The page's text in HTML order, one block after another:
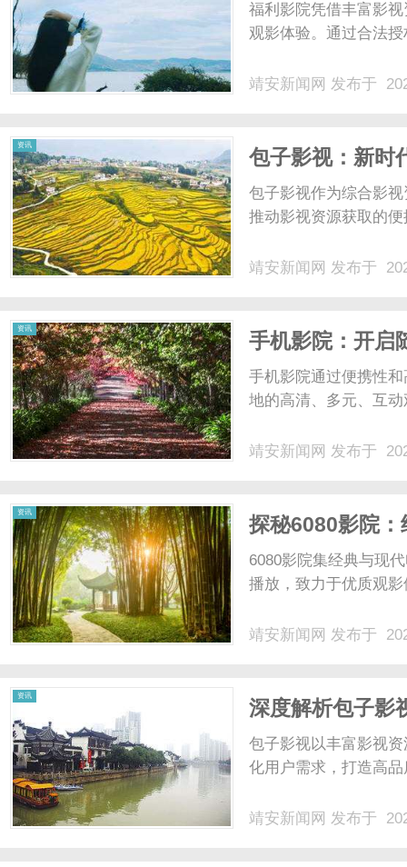
福利影院凭借丰富影
观影体验。通过合法
靖安新闻网 发布于
资讯
包子影视：新时
包子影视作为综合影
推动影视资源获取的
靖安新闻网 发布于
资讯
手机影院：开启
手机影院通过便携性
地的高清、多元、互
靖安新闻网 发布于
资讯
探秘6080影院
6080影院集经典与现
播放，致力于优质观
靖安新闻网 发布于
资讯
深度解析包子影
包子影视以丰富影视
化用户需求，打造高
靖安新闻网 发布于